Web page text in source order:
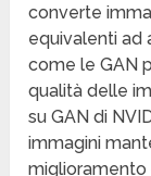
converte
equivalenti ad
come le GAN
qualità delle
su GAN di
immagini
miglioramento